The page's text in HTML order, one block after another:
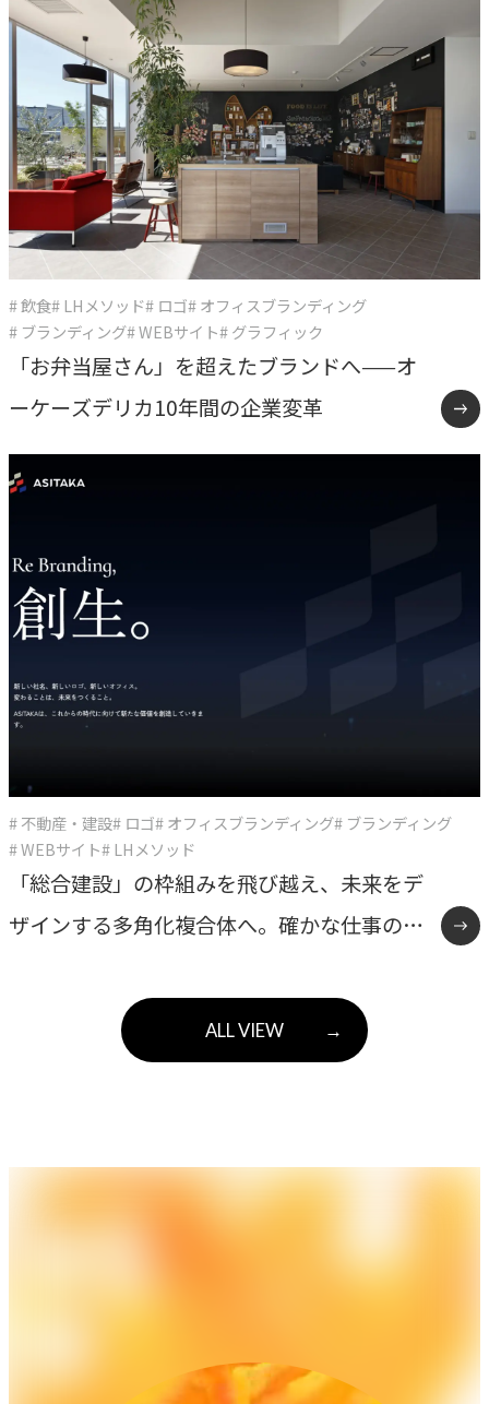
# 飲食# LHメソッド# ロゴ# オフィスブランディング
# ブランディング# WEBサイト# グラフィック
「お弁当屋さん」を超えたブランドへ——オ
ーケーズデリカ10年間の企業変革
# 不動産・建設# ロゴ# オフィスブランディング# ブランディング
# WEBサイト# LHメソッド
「総合建設」の枠組みを飛び越え、未来をデ
ザインする多角化複合体へ。確かな仕事の美
ALL VIEW →